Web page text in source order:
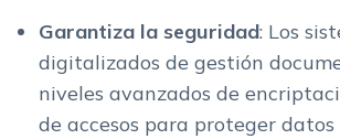
Garantiza la seguridad: Los
digitalizados de gestión
niveles avanzados de
de accesos para proteger datos